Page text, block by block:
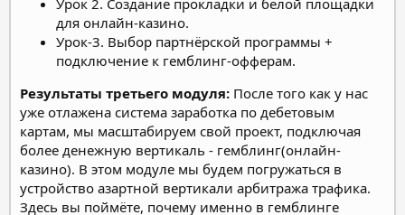
для онлайн-казино.
Урок-3. Выбор партнёрской программы +
подключение к гемблинг-офферам.
Результаты третьего модуля: После того как у нас
уже отлажена система заработка по дебетовым
картам, мы масштабируем свой проект, подключая
более денежную вертикаль - гемблинг(онлайн-
казино). В этом модуле мы будем погружаться в
устройство азартной вертикали арбитража трафика.
Здесь вы поймёте, почему именно в гемблинге